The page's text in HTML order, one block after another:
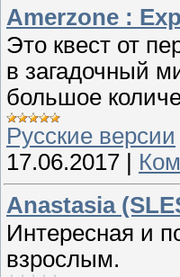
Amerzone :
Это квест от
в загадочный
большое
Русские версии
17.06.2017
Anastasia
Интересная и
взрослым.